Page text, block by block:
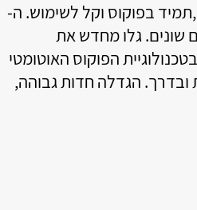
לשימוש.
פשוט - תפריט מסודר בצורה
פשוט- תצוגה גדולה בניגודיות
פשוט- נגיעה ארוכה ולא
חכם- כי מעבר להתקשרות
חכם- כי ניתן לבצע חיפוש או
חכם- סידור אנשי הקשר לפי הצורך שלך. כולל 3